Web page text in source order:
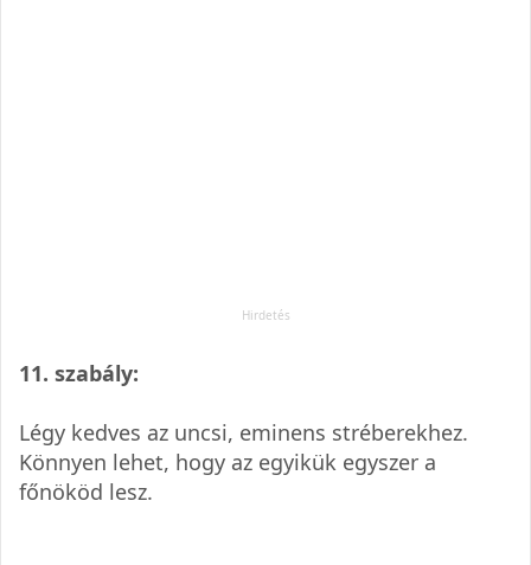
11. szabály:
Légy kedves az uncsi, eminens stréberekhez.
Könnyen lehet, hogy az egyikük egyszer a
főnököd lesz.